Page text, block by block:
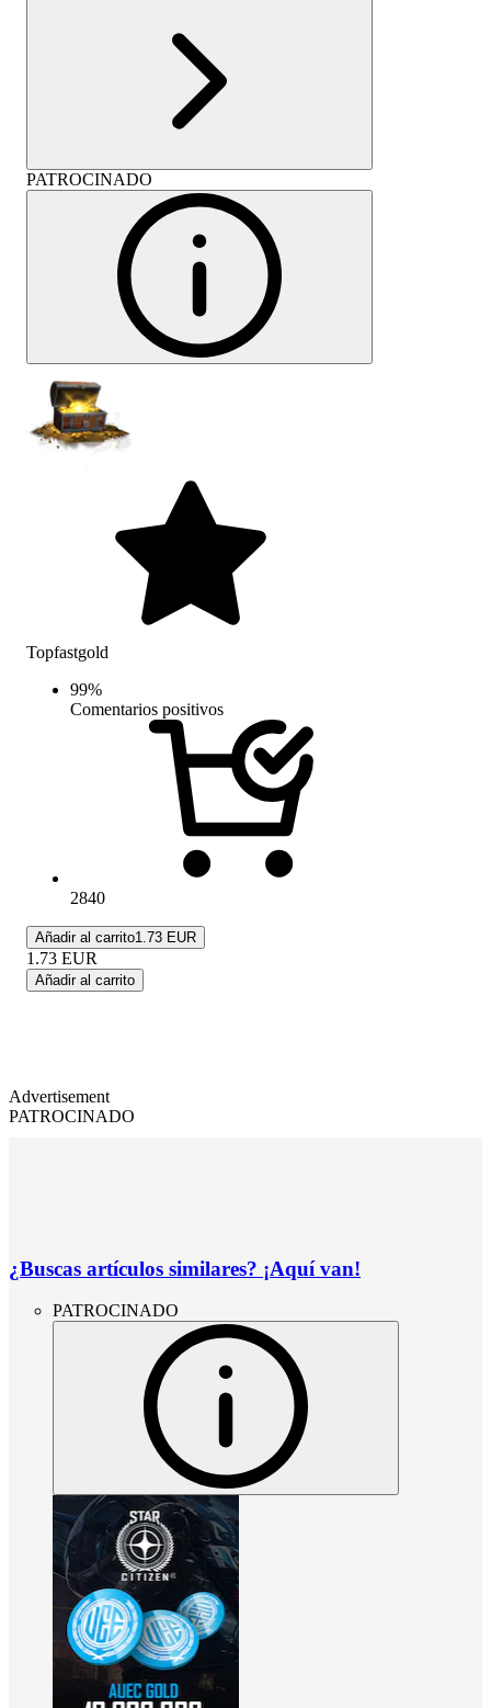
PATROCINADO
Topfastgold
99%
Comentarios positivos
2840
Añadir al carrito1.73 EUR
1.73 EUR
Añadir al carrito
Advertisement
PATROCINADO
¿Buscas artículos similares? ¡Aquí van!
PATROCINADO